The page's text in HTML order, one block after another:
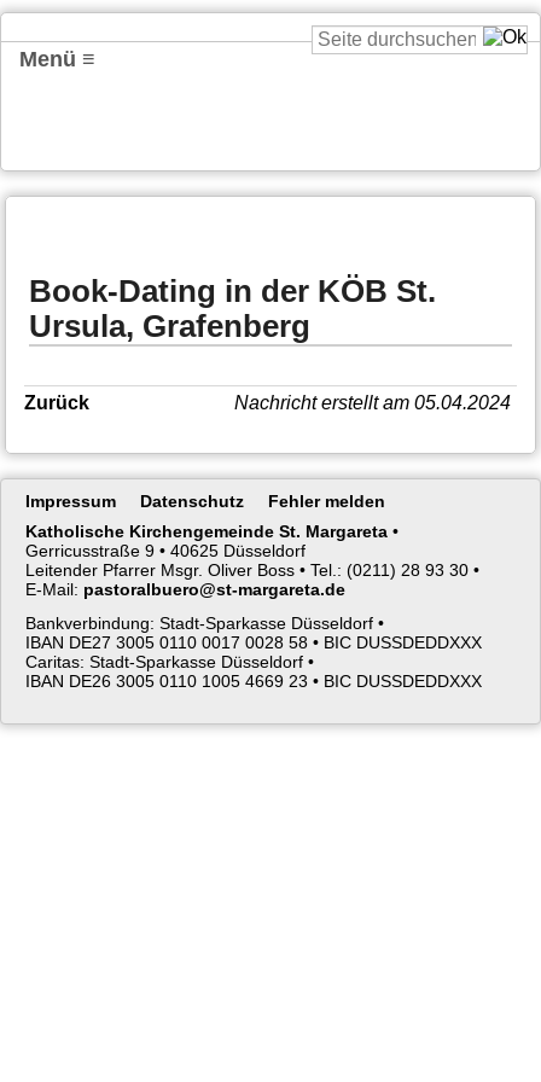
Menü ≡
Book-Dating in der KÖB St.
Ursula, Grafenberg
Nachricht erstellt am 05.04.2024
Zurück
Navigation
Impressum Datenschutz
Fehler melden
Katholische Kirchengemeinde St. Margareta •
Gerricusstraße 9 • 40625 Düsseldorf
Leitender Pfarrer Msgr. Oliver Boss • Tel.: (0211) 28 93 30 •
E-Mail: pastoralbuero@st-margareta.de
Bankverbindung: Stadt-Sparkasse Düsseldorf •
IBAN DE27 3005 0110 0017 0028 58 • BIC DUSSDEDDXXX
Caritas: Stadt-Sparkasse Düsseldorf •
IBAN DE26 3005 0110 1005 4669 23 • BIC DUSSDEDDXXX